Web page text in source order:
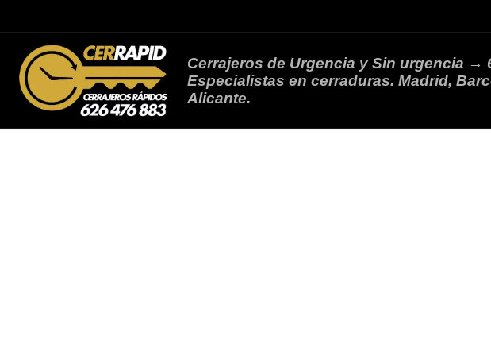
Cerrajeros de Urgencia y Sin urgencia →
Especialistas en cerraduras. Madrid,
Alicante.